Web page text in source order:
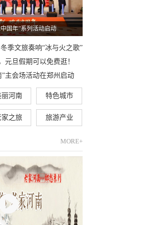
国年”系列活动启动
季文旅奏响“冰与火之歌”
元旦假期可以免费逛！
”主会场活动在郑州启动
丽河南 特色城市
家之旅 旅游产业
MORE+